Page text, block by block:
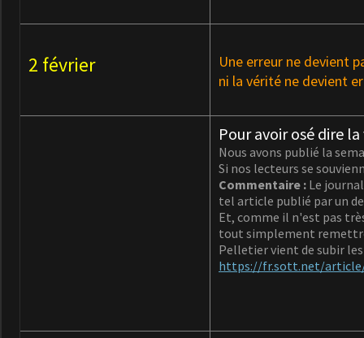
2 février
Une erreur ne devient
ni la vérité ne devient
Pour avoir osé dire
Nous avons publié la
Si nos lecteurs se
Commentaire : Le
tel article publié par un
Et, comme il n'est pas
tout simplement remettre
Pelletier vient de subir
https://fr.sott.net/article/